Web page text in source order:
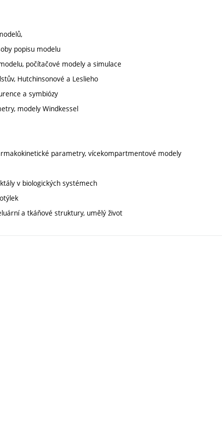
popisu modelu
počítačové modely a simulace
Hutchinsonové a Leslieho
a symbiózy
modely Windkessel
parametry, vícekompartmentové modely
v biologických systémech
a tkáňové struktury, umělý život